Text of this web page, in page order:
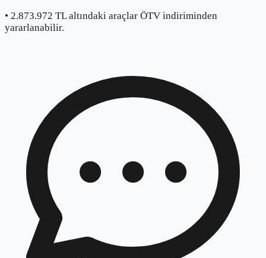
• 2.873.972 TL altındaki araçlar ÖTV indiriminden
yararlanabilir.